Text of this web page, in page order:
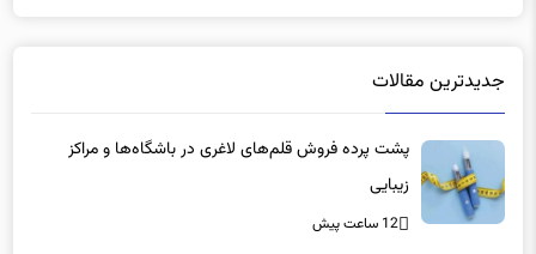
پشت پرده فروش قلم‌های لاغری در باشگاه‌ها و مراکز
زیبایی
12 ساعت پیش
امید تازه برای درمان بیماری مرگباری که دهه‌ها جهان را به